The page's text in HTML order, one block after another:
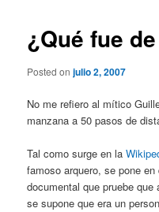
¿Qué fue
Posted onjulio 2, 2007
No me refiero al mítico
manzana a 50 pasos de
Tal como surge en la
famoso arquero, se pone
documental que pruebe
se supone que era un